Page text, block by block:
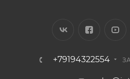
+79194322554